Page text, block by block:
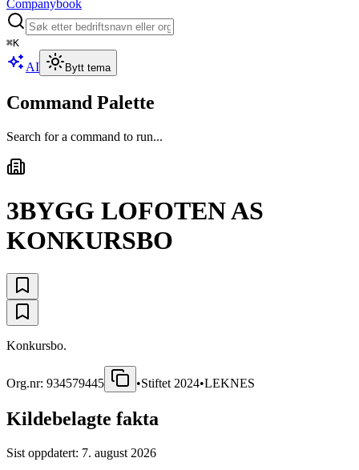
Companybook
⌘K
AI Bytt tema
Command Palette
Search for a command to run...
3BYGG LOFOTEN AS
KONKURSBO
Konkursbo.
Org.nr: 934579445 •Stiftet 2024•LEKNES
Kildebelagte fakta
Sist oppdatert: 7. august 2026